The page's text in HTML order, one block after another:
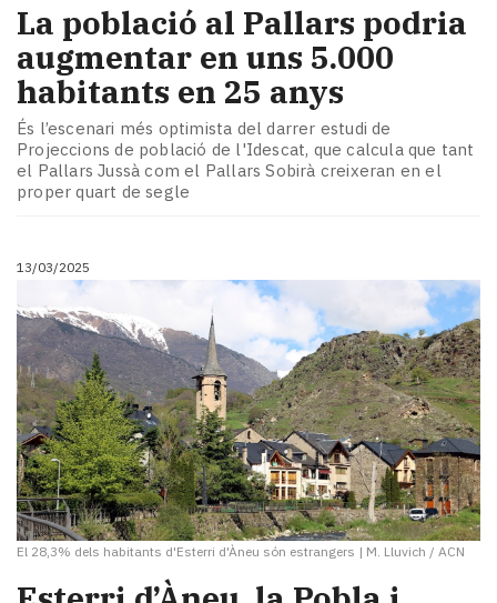
La població al Pallars podria
augmentar en uns 5.000
habitants en 25 anys
És l’escenari més optimista del darrer estudi de
Projeccions de població de l'Idescat, que calcula que tant
el Pallars Jussà com el Pallars Sobirà creixeran en el
proper quart de segle
13/03/2025
El 28,3% dels habitants d'Esterri d'Àneu són estrangers | M. Lluvich / ACN